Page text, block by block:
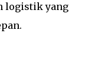
logistik yang